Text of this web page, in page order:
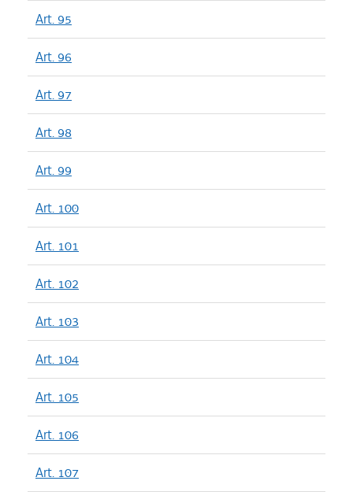
Art. 95
Art. 96
Art. 97
Art. 98
Art. 99
Art. 100
Art. 101
Art. 102
Art. 103
Art. 104
Art. 105
Art. 106
Art. 107